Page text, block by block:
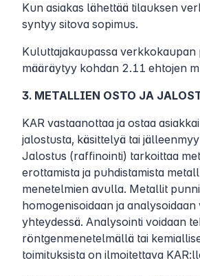
Kun asiakas lähettää tilauksen
syntyy sitova sopimus.
Kuluttajakaupassa verkkokaupan
määräytyy kohdan 2.11 ehtojen
3. METALLIEN OSTO JA
KAR vastaanottaa ja ostaa
jalostusta, käsittelyä tai
Jalostus (raffinointi) tarkoittaa
erottamista ja puhdistamista
menetelmien avulla. Metallit
homogenisoidaan ja
yhteydessä. Analysointi voidaan
röntgenmenetelmällä tai
toimituksista on ilmoitettava